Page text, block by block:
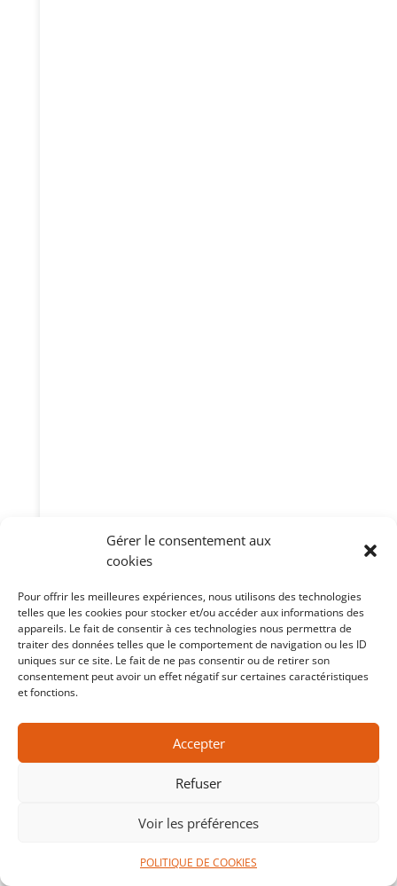
Gérer le consentement aux
cookies
Pour offrir les meilleures expériences, nous utilisons des technologies
telles que les cookies pour stocker et/ou accéder aux informations des
appareils. Le fait de consentir à ces technologies nous permettra de
traiter des données telles que le comportement de navigation ou les ID
uniques sur ce site. Le fait de ne pas consentir ou de retirer son
consentement peut avoir un effet négatif sur certaines caractéristiques
et fonctions.
Accepter
Refuser
Voir les préférences
POLITIQUE DE COOKIES